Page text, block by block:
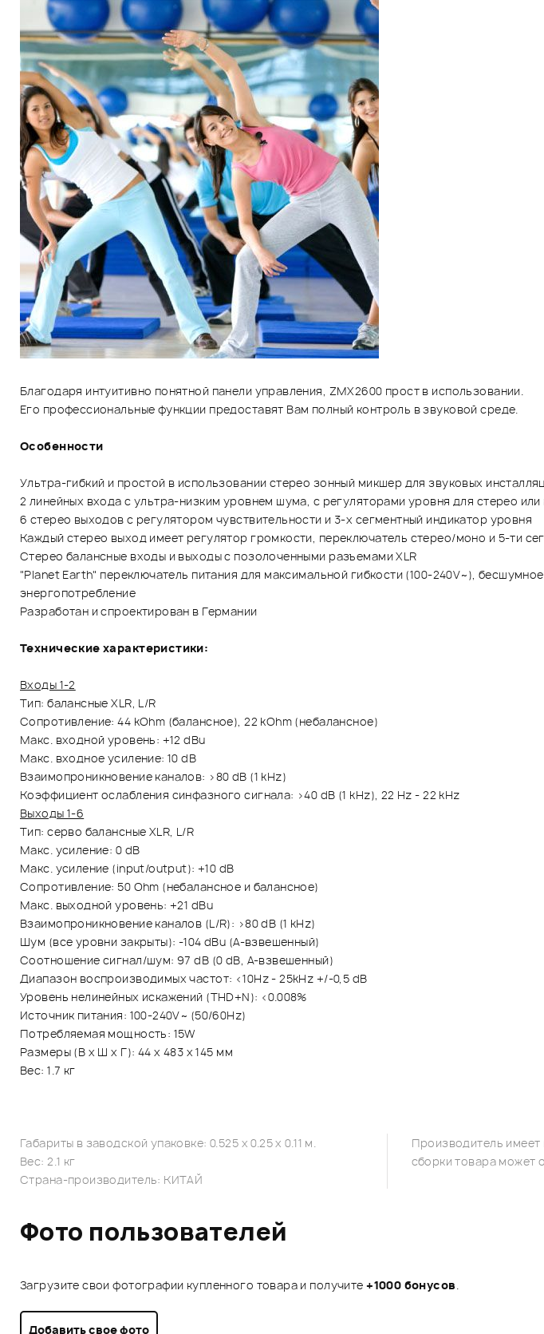
Благодаря интуитивно понятной панели управления, ZMX2600 прост в иcпользовании.
Его профессиональные функции предоставят Вам полный контроль в звуковой среде.
Особенности
Ультра-гибкий и простой в использовании стерео зонный микшер для звуковых
2 линейных входа с ультра-низким уровнем шума, с регуляторами уровня для стерео
6 стерео выходов с регулятором чувствительности и 3-х сегментный индикатор уровня
Каждый стерео выход имеет регулятор громкости, переключатель стерео/моно и 5-ти
Стерео баланcные входы и выходы с позолоченными разъемами XLR
"Planet Earth" переключатель питания для максимальной гибкости (100-240V~),
энергопотребление
Разработан и спроектирован в Германии
Технические характеристики:
Входы 1-2
Тип: баланcные XLR, L/R
Сопротивление: 44 kOhm (балансное), 22 kOhm (небалансное)
Макс. входной уровень: +12 dBu
Макс. входное усиление: 10 dB
Взаимопроникновение каналов: >80 dB (1 kHz)
Коэффициент ослабления синфазного сигнала: >40 dB (1 kHz), 22 Hz - 22 kHz
Выходы 1-6
Тип: серво баланcные XLR, L/R
Макс. усиление: 0 dB
Макс. усиление (input/output): +10 dB
Сопротивление: 50 Ohm (небалансное и балансное)
Макс. выходной уровень: +21 dBu
Взаимопроникновение каналов (L/R): >80 dB (1 kHz)
Шум (все уровни закрыты): -104 dBu (A-взвешенный)
Соотношение сигнал/шум: 97 dB (0 dB, A-взвешенный)
Диапазон воспроизводимых частот: <10Hz - 25kHz +/-0,5 dB
Уровень нелинейных искажений (THD+N): <0.008%
Источник питания: 100-240V~ (50/60Hz)
Потребляемая мощность: 15W
Размеры (В х Ш х Г): 44 х 483 х 145 мм
Вес: 1.7 кг
Габариты в заводской упаковке: 0.525 x 0.25 x 0.11 м.
Вес: 2.1 кг
Страна-производитель: КИТАЙ
Производитель
сборки товара может
Фото пользователей
Загрузите свои фотографии купленного товара и получите+1000 бонусов.
Добавить свое фото